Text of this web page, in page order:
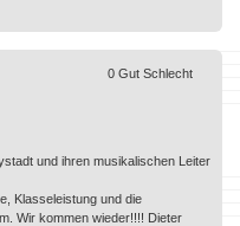
und ihren musikalischen Leiter
Klasseleistung und die
Wir kommen wieder!!!! Dieter
0 Gut Schlecht